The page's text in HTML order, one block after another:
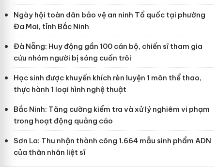
Ngày hội toàn dân bảo vệ an ninh Tổ quốc tại phường
Đa Mai, tỉnh Bắc Ninh
Đà Nẵng: Huy động gần 100 cán bộ, chiến sĩ tham gia
cứu nhóm người bị sóng cuốn trôi
Học sinh được khuyến khích rèn luyện 1 môn thể thao,
thực hành 1 loại hình nghệ thuật
Bắc Ninh: Tăng cường kiểm tra và xử lý nghiêm vi phạm
trong hoạt động quảng cáo
Sơn La: Thu nhận thành công 1.664 mẫu sinh phẩm ADN
của thân nhân liệt sĩ